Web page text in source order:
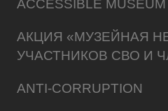
ACCESSIBLE MUSEUM
АКЦИЯ «МУЗЕЙНАЯ
УЧАСТНИКОВ СВО И
ANTI-CORRUPTION